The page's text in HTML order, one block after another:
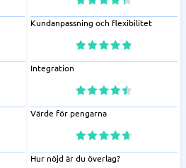
Kundanpassning och flexibilitet
Integration
Värde för pengarna
Hur nöjd är du överlag?